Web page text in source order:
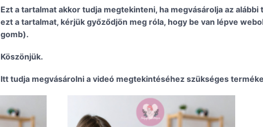
Ezt a tartalmat akkor tudja megtekinteni, ha megvásárolja az
ezt a tartalmat, kérjük győződjön meg róla, hogy be van lépve
gomb).
Köszönjük.
Itt tudja megvásárolni a videó megtekintéséhez szükséges